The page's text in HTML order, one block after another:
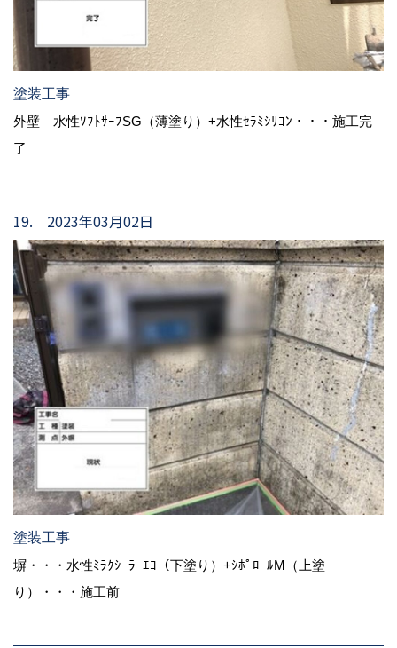
塗装工事
外壁 水性ｿﾌﾄｻｰﾌSG（薄塗り）+水性ｾﾗﾐｼﾘｺﾝ・・・施工完
了
19. 2023年03月02日
塗装工事
塀・・・水性ﾐﾗｸｼｰﾗｰｴｺ（下塗り）+ｼﾎﾟﾛｰﾙM（上塗
り）・・・施工前